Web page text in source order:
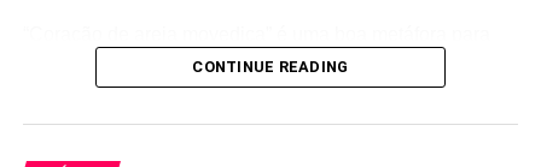
falar de profundidades sentimentais, ou de fragilidades,
ou de perdas – e esses três temas surgem o tempo todo
emQuicksand heart,estreia solo de Jenny Hollingworth,
CONTINUE READING